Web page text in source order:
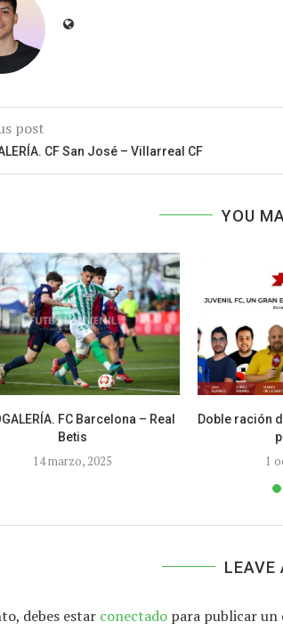
post
CF San José – Villarreal CF
YOU
FC Barcelona – Real
Betis
14 marzo, 2025
Doble ración
1
LEAVE
debes estar conectado para publicar un